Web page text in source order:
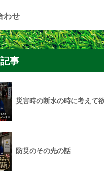
わせ
事
災害時の断水の時に考えて
防災のその先の話